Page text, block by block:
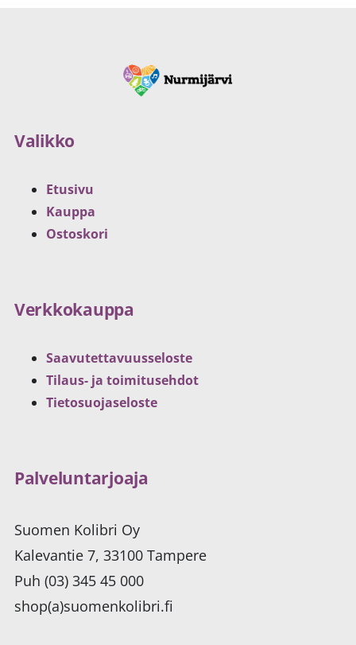
Valikko
Etusivu
Kauppa
Ostoskori
Verkkokauppa
Saavutettavuusseloste
Tilaus- ja toimitusehdot
Tietosuojaseloste
Palveluntarjoaja
Suomen Kolibri Oy
Kalevantie 7, 33100 Tampere
Puh (03) 345 45 000
shop(a)suomenkolibri.fi